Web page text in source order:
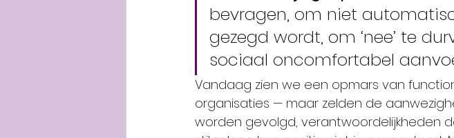
bevragen, om niet
gezegd wordt, om ‘nee’ te
sociaal oncomfortabel
Vandaag zien we een opmars van
organisaties — maar zelden de
worden gevolgd, verantwoordelijkheden